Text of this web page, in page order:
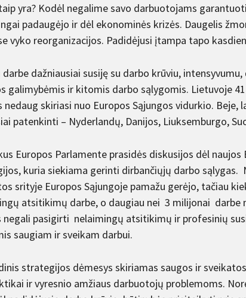
yra? Kodėl negalime savo darbuotojams
padaugėjo ir dėl ekonominės krizės. Daugelis
vyko reorganizacijos. Padidėjusi įtampa tapo
darbe dažniausiai susiję su darbo krūviu,
galimybėmis ir kitomis darbo sąlygomis. Lietuvoje
nedaug skiriasi nuo Europos Sąjungos vidurkio.
patenkinti – Nyderlandų, Danijos, Liuksemburgo,
Europos Parlamente prasidės diskusijos dėl
kuria siekiama gerinti dirbančiųjų darbo
srityje Europos Sąjungoje pamažu gerėjo, tačiau
atsitikimų darbe, o daugiau nei 3 milijonai darbe
negali pasigirti nelaimingų atsitikimų ir profesinių
saugiam ir sveikam darbui.
strategijos dėmesys skiriamas saugos ir
ir vyresnio amžiaus darbuotojų problemoms.